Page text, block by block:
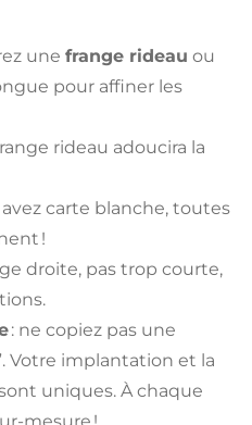
une frange rideau ou
pour affiner les
rideau adoucira la
avez carte blanche, toutes
!
droite, pas trop courte,
: ne copiez pas une
Votre implantation et la
uniques. À chaque